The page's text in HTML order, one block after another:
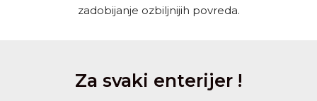
zadobijanje ozbiljnijih povreda.
Za svaki enterijer !